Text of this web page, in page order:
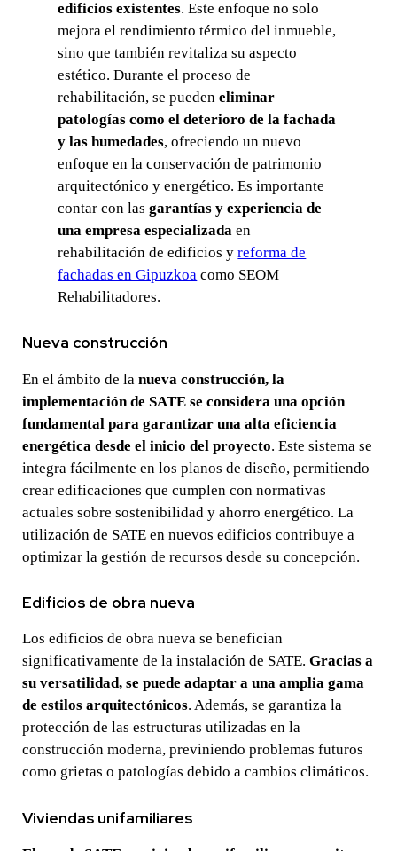
edificios existentes. Este enfoque no solo
mejora el rendimiento térmico del inmueble,
sino que también revitaliza su aspecto
estético. Durante el proceso de
rehabilitación, se puedeneliminar
patologías como el deterioro de la fachada
y las humedades, ofreciendo un nuevo
enfoque en la conservación de patrimonio
arquitectónico y energético. Es importante
contar con lasgarantías y experiencia de
una empresa especializada en
rehabilitación de edificios yreforma de
fachadas en Gipuzkoa como SEOM
Rehabilitadores.
Nueva construcción
En el ámbito de lanueva construcción, la
implementación de SATE se considera una opción
fundamental para garantizar una alta eficiencia
energética desde el inicio del proyecto. Este sistema se
integra fácilmente en los planos de diseño, permitiendo
crear edificaciones que cumplen con normativas
actuales sobre sostenibilidad y ahorro energético. La
utilización de SATE en nuevos edificios contribuye a
optimizar la gestión de recursos desde su concepción.
Edificios de obra nueva
Los edificios de obra nueva se benefician
significativamente de la instalación de SATE.Gracias a
su versatilidad, se puede adaptar a una amplia gama
de estilos arquitectónicos. Además, se garantiza la
protección de las estructuras utilizadas en la
construcción moderna, previniendo problemas futuros
como grietas o patologías debido a cambios climáticos.
Viviendas unifamiliares